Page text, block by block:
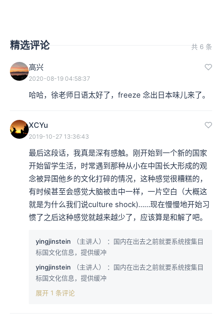
过这本书的题目有点小小的男性中心主义，如果是女性的
精选评论 共 6 条
高兴
2020-08-19 04:58:37
哈哈，徐老师日语太好了，freeze 念出日本味儿来了。
XCYu
2019-10-27 13:36:43
最后这段话，我真是深有感触。刚开始到一个新的国家
开始留学生活，时常遇到那种从小在中国长大形成的观
念被异国他乡的文化打碎的情况，这种感觉很糟糕的，
有时候甚至会感觉大脑被击中一样，一片空白（大概这
就是为什么我们说culture shock)……现在慢慢地开始习
惯了之后这种感觉就越来越少了，应该算是和解了吧。
yingjinstein （主讲人）
：国内在出去之前就要系统搜集目
标国文化信息，提供缓冲
yingjinstein
（主讲人）
：国内在出去之前就要系统搜集目
标国文化信息，提供缓冲
展开 1 条评论